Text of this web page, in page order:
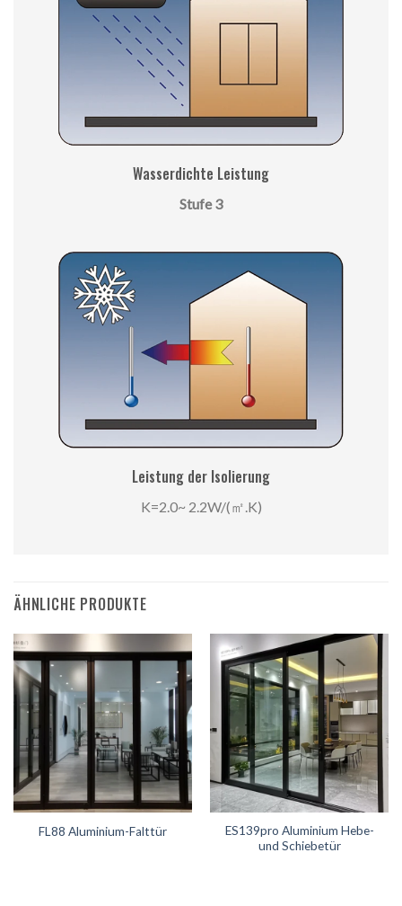
Wasserdichte Leistung
Stufe 3
Leistung der Isolierung
K=2.0~ 2.2W/(㎡.K)
ÄHNLICHE PRODUKTE
FL88 Aluminium-Falttür
ES139pro Aluminium Hebe-
und Schiebetür